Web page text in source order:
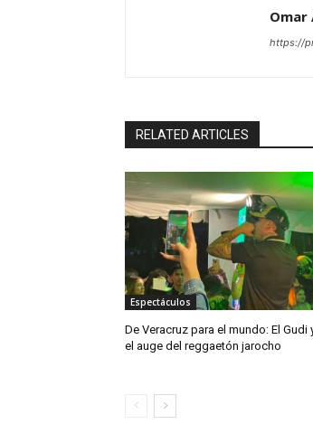
Omar
https://
RELATED ARTICLES
Espectáculos
De Veracruz para el mundo: El Gudi
el auge del reggaetón jarocho